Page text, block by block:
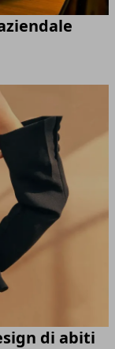
di abiti